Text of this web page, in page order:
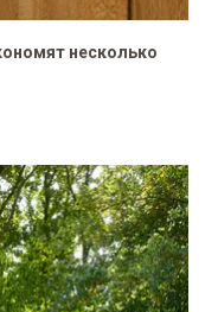
несколько